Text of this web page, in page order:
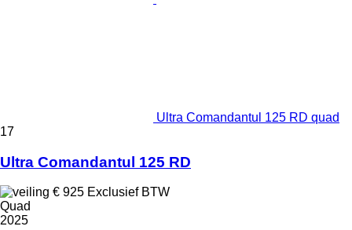
Ultra Comandantul 125 RD quad
17
Ultra Comandantul 125 RD
€ 925 Exclusief BTW
Quad
2025